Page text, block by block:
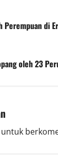
Perempuan di
oleh 23
untuk